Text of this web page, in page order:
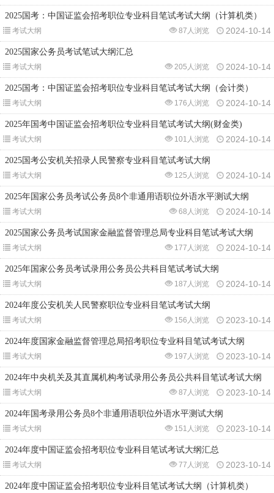
2025国考：中国证监会招考职位专业科目笔试考试大纲（计算机类）
考试大纲 2024-10-14
87人浏览
2025国家公务员考试笔试大纲汇总
考试大纲 2024-10-14
205人浏览
2025国考：中国证监会招考职位专业科目笔试考试大纲（会计类）
考试大纲 2024-10-14
176人浏览
2025年国考中国证监会招考职位专业科目笔试考试大纲(财金类)
考试大纲 2024-10-14
101人浏览
2025国考公安机关招录人民警察专业科目笔试考试大纲
考试大纲 2024-10-14
125人浏览
2025年国家公务员考试公务员8个非通用语职位外语水平测试大纲
考试大纲 2024-10-14
68人浏览
2025国家公务员考试国家金融监督管理总局专业科目笔试考试大纲
考试大纲 2024-10-14
177人浏览
2025年国家公务员考试录用公务员公共科目笔试考试大纲
考试大纲 2024-10-14
187人浏览
2024年度公安机关人民警察职位专业科目笔试考试大纲
考试大纲 2023-10-14
156人浏览
2024年度国家金融监督管理总局招考职位专业科目笔试考试大纲
考试大纲 2023-10-14
197人浏览
2024年中央机关及其直属机构考试录用公务员公共科目笔试考试大纲
考试大纲 2023-10-14
87人浏览
2024年国考录用公务员8个非通用语职位外语水平测试大纲
考试大纲 2023-10-14
151人浏览
2024年度中国证监会招考职位专业科目笔试考试大纲汇总
考试大纲 2023-10-14
77人浏览
2024年度中国证监会招考职位专业科目笔试考试大纲（计算机类）